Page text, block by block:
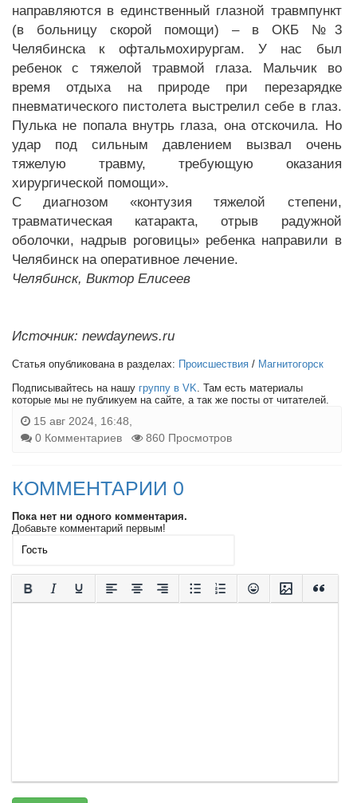
направляются в единственный глазной травмпункт
(в больницу скорой помощи) – в ОКБ №3
Челябинска к офтальмохирургам. У нас был
ребенок с тяжелой травмой глаза. Мальчик во
время отдыха на природе при перезарядке
пневматического пистолета выстрелил себе в глаз.
Пулька не попала внутрь глаза, она отскочила. Но
удар под сильным давлением вызвал очень
тяжелую травму, требующую оказания
хирургической помощи».
С диагнозом «контузия тяжелой степени,
травматическая катаракта, отрыв радужной
оболочки, надрыв роговицы» ребенка направили в
Челябинск на оперативное лечение.
Челябинск, Виктор Елисеев
Источник: newdaynews.ru
Статья опубликована в разделах: Происшествия / Магнитогорск
Подписывайтесь на нашу группу в VK . Там есть материалы
которые мы не публикуем на сайте, а так же посты от читателей.
15 авг 2024, 16:48,
0 Комментариев
860 Просмотров
КОММЕНТАРИИ 0
Пока нет ни одного комментария.
Добавьте комментарий первым!